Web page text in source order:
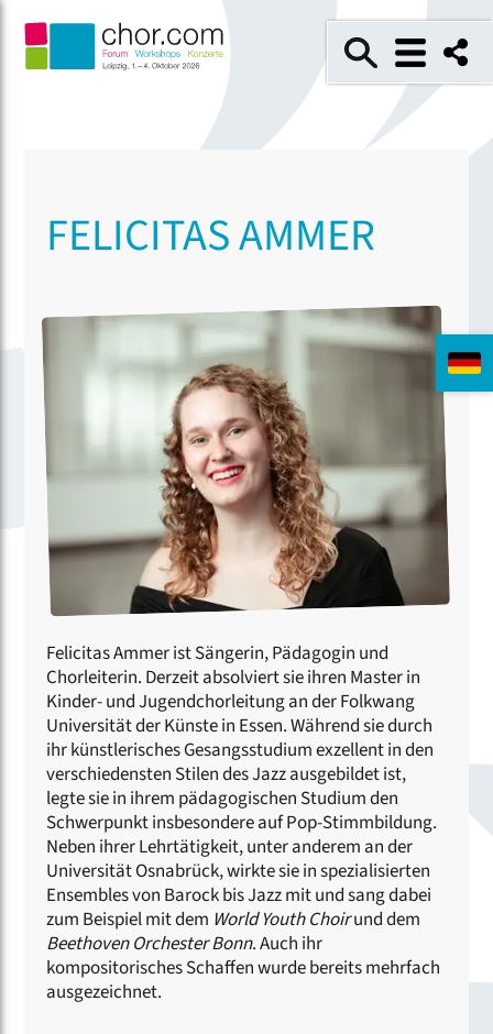
FELICITAS AMMER
Felicitas Ammer ist Sängerin, Pädagogin und
Chorleiterin. Derzeit absolviert sie ihren Master in
Kinder- und Jugendchorleitung an der Folkwang
Universität der Künste in Essen. Während sie durch
ihr künstlerisches Gesangsstudium exzellent in den
verschiedensten Stilen des Jazz ausgebildet ist,
legte sie in ihrem pädagogischen Studium den
Schwerpunkt insbesondere auf Pop-Stimmbildung.
Neben ihrer Lehrtätigkeit, unter anderem an der
Universität Osnabrück, wirkte sie in spezialisierten
Ensembles von Barock bis Jazz mit und sang dabei
zum Beispiel mit dem World Youth Choirund dem
Beethoven Orchester Bonn. Auch ihr
kompositorisches Schaffen wurde bereits mehrfach
ausgezeichnet.